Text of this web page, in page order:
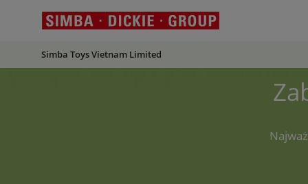
Simba Toys Vietnam Limited